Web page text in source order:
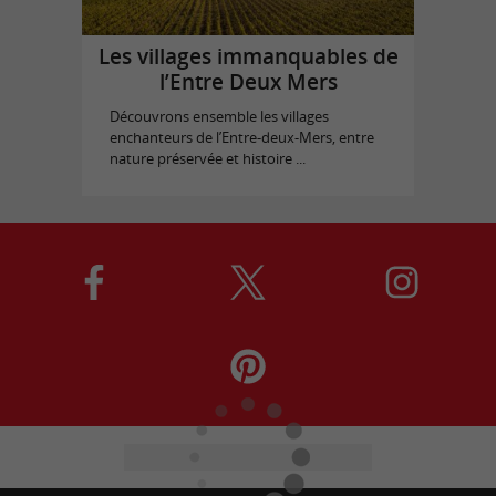
Les villages immanquables de
l’Entre Deux Mers
Découvrons ensemble les villages
enchanteurs de l’Entre-deux-Mers, entre
nature préservée et histoire ...